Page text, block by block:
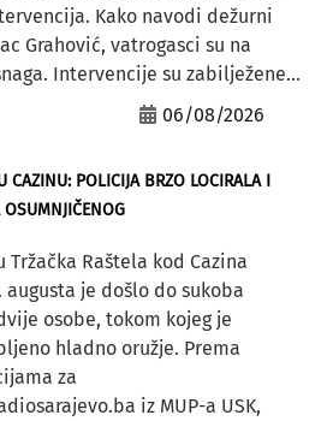
Kako navodi dežurni
Grahović, vatrogasci su na
Intervencije su zabilježene...
06/08/2026
CAZINU: POLICIJA BRZO LOCIRALA I
Tržačka Raštela kod Cazina
augusta je došlo do sukoba
osobe, tokom kojeg je
hladno oružje. Prema
za
iz MUP-a USK,